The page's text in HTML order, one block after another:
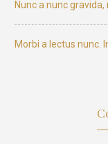
Nunc a nunc
Morbi a lectus nunc.